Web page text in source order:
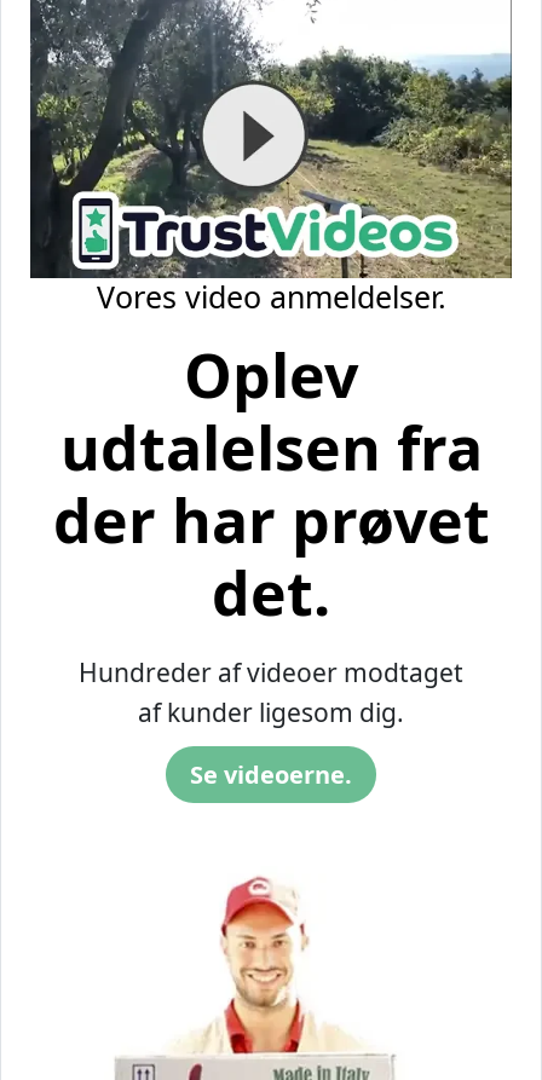
Vores video anmeldelser.
Oplev
udtalelsen fra
der har prøvet
det.
Hundreder af videoer modtaget
af kunder ligesom dig.
Se videoerne.